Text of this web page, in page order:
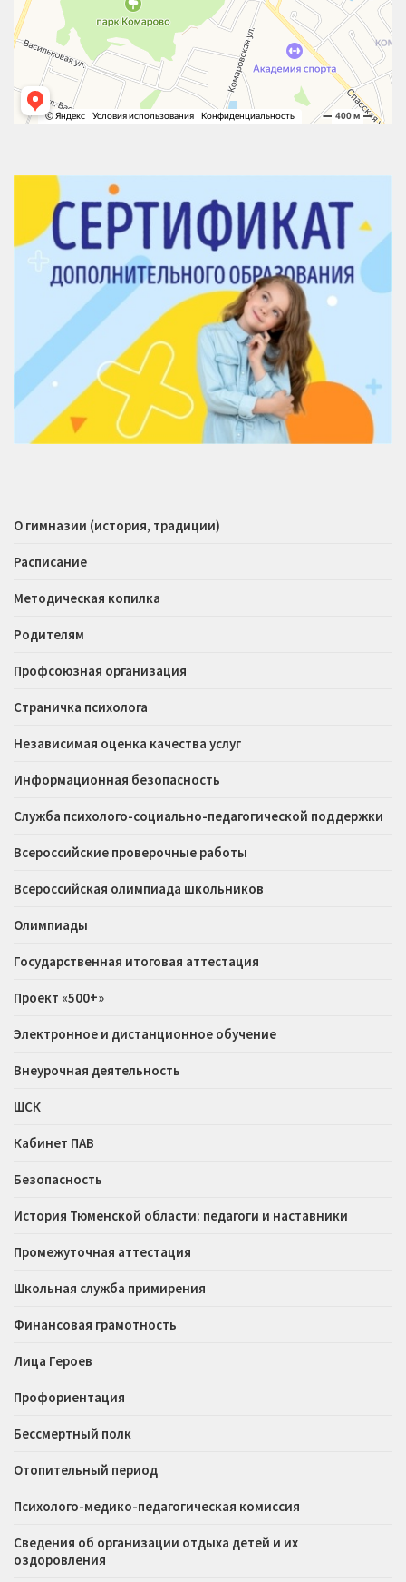
О гимназии (история, традиции)
Расписание
Методическая копилка
Родителям
Профсоюзная организация
Страничка психолога
Независимая оценка качества услуг
Информационная безопасность
Служба психолого-социально-педагогической поддержки
Всероссийские проверочные работы
Всероссийская олимпиада школьников
Олимпиады
Государственная итоговая аттестация
Проект «500+»
Электронное и дистанционное обучение
Внеурочная деятельность
ШСК
Кабинет ПАВ
Безопасность
История Тюменской области: педагоги и наставники
Промежуточная аттестация
Школьная служба примирения
Финансовая грамотность
Лица Героев
Профориентация
Бессмертный полк
Отопительный период
Психолого-медико-педагогическая комиссия
Сведения об организации отдыха детей и их
оздоровления